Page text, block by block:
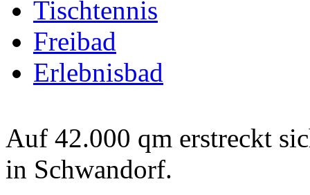
Tischtennis
Freibad
Erlebnisbad
Auf 42.000 qm erstreckt
in Schwandorf.